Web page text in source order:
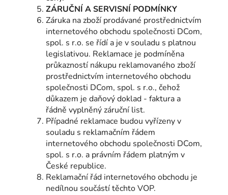
ZÁRUČNÍ A SERVISNÍ PODMÍNKY
Záruka na zboží prodávané prostřednictvím
internetového obchodu společnosti DCom,
spol. s r.o. se řídí a je v souladu s platnou
legislativou. Reklamace je podmíněna
průkazností nákupu reklamovaného zboží
prostřednictvím internetového obchodu
společnosti DCom, spol. s r.o., čehož
důkazem je daňový doklad - faktura a
řádně vyplněný záruční list.
Případné reklamace budou vyřízeny v
souladu s reklamačním řádem
internetového obchodu společnosti DCom,
spol. s r.o. a právním řádem platným v
České republice.
Reklamační řád internetového obchodu je
nedílnou součástí těchto VOP.